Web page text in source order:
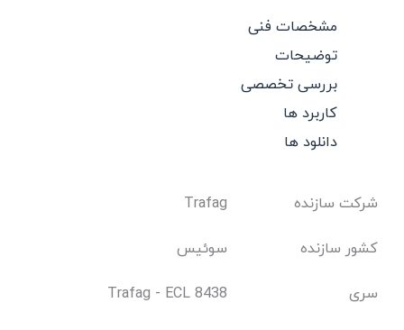
مشخصات فنی
توضیحات
بررسی تخصصی
کاربرد ها
دانلود ها
شرکت سازنده Trafag
کشور سازنده سوئیس
سری Trafag - ECL 8438